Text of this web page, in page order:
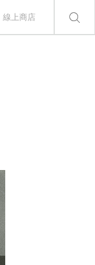
線上商店